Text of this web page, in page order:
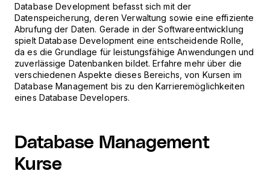
Database Development befasst sich mit der
Datenspeicherung, deren Verwaltung sowie eine effiziente
Abrufung der Daten. Gerade in der Softwareentwicklung
spielt Database Development eine entscheidende Rolle,
da es die Grundlage für leistungsfähige Anwendungen und
zuverlässige Datenbanken bildet. Erfahre mehr über die
verschiedenen Aspekte dieses Bereichs, von Kursen im
Database Management bis zu den Karrieremöglichkeiten
eines Database Developers.
Database Management
Kurse